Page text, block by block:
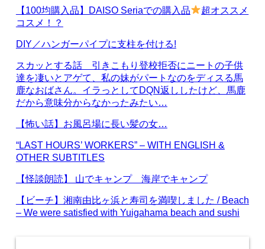
【100均購入品】DAISO Seriaでの購入品
超オススメ
コスメ！？
DIY／ハンガーパイプに支柱を付ける!
スカッとする話 引きこもり登校拒否にニートの子供
達を凄いとアゲて、私の妹がパートなのをディスる馬
鹿なおばさん。イラっとしてDQN返ししたけど、馬鹿
だから意味分からなかったみたい…
【怖い話】お風呂場に長い髪の女…
“LAST HOURS’ WORKERS” – WITH ENGLISH &
OTHER SUBTITLES
【怪談朗読】 山でキャンプ 海岸でキャンプ
【ビーチ】湘南由比ヶ浜と寿司を満喫しました / Beach
– We were satisfied with Yuigahama beach and sushi